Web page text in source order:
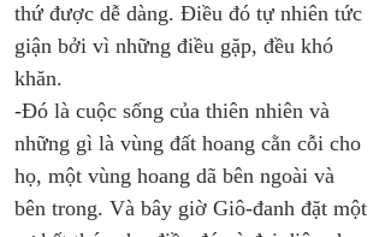
thứ được dễ dàng. Điều đó tự nhiên tức
giận bởi vì những điều gặp, đều khó
khăn.
-Đó là cuộc sống của thiên nhiên và
những gì là vùng đất hoang cằn cỗi cho
họ, một vùng hoang dã bên ngoài và
bên trong. Và bây giờ Giô-đanh đặt một